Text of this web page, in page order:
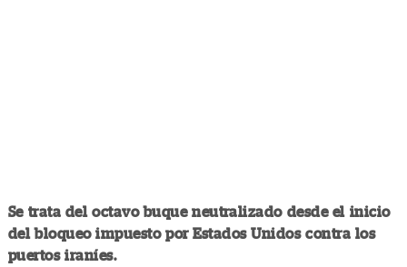
Se trata del octavo buque neutralizado desde el inicio
del bloqueo impuesto por Estados Unidos contra los
puertos iraníes.